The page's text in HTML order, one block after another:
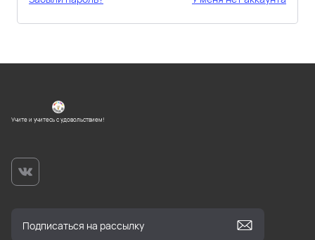
Учите и учитесь с удовольствием!